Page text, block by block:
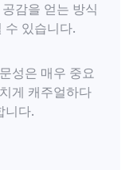
감을 얻는 방식
수 있습니다.
성은 매우 중요
게 캐주얼하다
니다.